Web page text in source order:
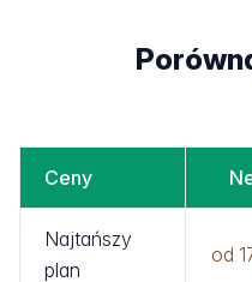
Ceny
Najtańszy
plan
od